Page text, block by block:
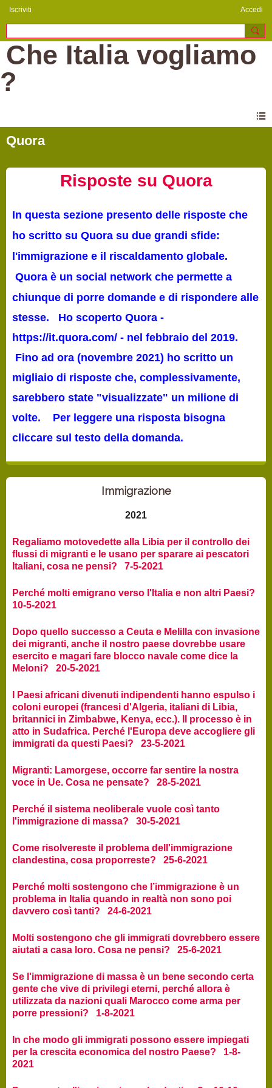
Iscriviti Accedi
Che Italia vogliamo
?
Quora
Risposte su Quora
In questa sezione presento delle risposte che
ho scritto su Quora su due grandi sfide:
l'immigrazione e il riscaldamento globale.
Quora è un social network che permette a
chiunque di porre domande e di rispondere alle
stesse. Ho scoperto Quora -
https://it.quora.com/ - nel febbraio del 2019.
Fino ad ora (novembre 2021) ho scritto un
migliaio di risposte che, complessivamente,
sarebbero state "visualizzate" un milione di
volte. Per leggere una risposta bisogna
cliccare sul testo della domanda.
Immigrazione
2021
Regaliamo motovedette alla Libia per il controllo dei
flussi di migranti e le usano per sparare ai pescatori
Italiani, cosa ne pensi? 7-5-2021
Perché molti emigrano verso l'Italia e non altri Paesi?
10-5-2021
Dopo quello successo a Ceuta e Melilla con invasione
dei migranti, anche il nostro paese dovrebbe usare
esercito e magari fare blocco navale come dice la
Meloni? 20-5-2021
I Paesi africani divenuti indipendenti hanno espulso i
coloni europei (francesi d'Algeria, italiani di Libia,
britannici in Zimbabwe, Kenya, ecc.). Il processo è in
atto in Sudafrica. Perché l'Europa deve accogliere gli
immigrati da questi Paesi? 23-5-2021
Migranti: Lamorgese, occorre far sentire la nostra
voce in Ue. Cosa ne pensate? 28-5-2021
Perché il sistema neoliberale vuole così tanto
l'immigrazione di massa? 30-5-2021
Come risolvereste il problema dell'immigrazione
clandestina, cosa proporreste? 25-6-2021
Perché molti sostengono che l’immigrazione è un
problema in Italia quando in realtà non sono poi
davvero così tanti? 24-6-2021
Molti sostengono che gli immigrati dovrebbero essere
aiutati a casa loro. Cosa ne pensi? 25-6-2021
Se l'immigrazione di massa è un bene secondo certa
gente che vive di privilegi eterni, perché allora è
utilizzata da nazioni quali Marocco come arma per
porre pressioni? 1-8-2021
In che modo gli immigrati possono essere impiegati
per la crescita economica del nostro Paese? 1-8-
2021